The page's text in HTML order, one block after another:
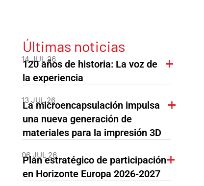
Últimas noticias
14 JUL 26
120 años de historia: La voz de
la experiencia
13 JUL 26
La microencapsulación impulsa
una nueva generación de
materiales para la impresión 3D
06 JUL 26
Plan estratégico de participación
en Horizonte Europa 2026-2027